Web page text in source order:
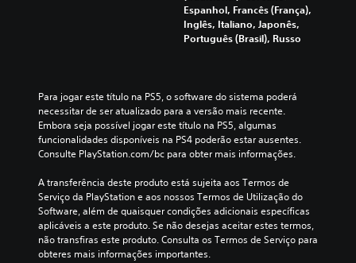
Espanhol, Francês (França),
Inglês, Italiano, Japonês,
Português (Brasil), Russo
Para jogar este título na PS5, o software do sistema poderá
necessitar de ser atualizado para a versão mais recente.
Embora seja possível jogar este título na PS5, algumas
funcionalidades disponíveis na PS4 poderão estar ausentes.
Consulte PlayStation.com/bc para obter mais informações.
A transferência deste produto está sujeita aos Termos de
Serviço da PlayStation e aos nossos Termos de Utilização do
Software, além de quaisquer condições adicionais específicas
aplicáveis a este produto. Se não desejas aceitar estes termos,
não transfiras este produto. Consulta os Termos de Serviço para
obteres mais informações importantes.